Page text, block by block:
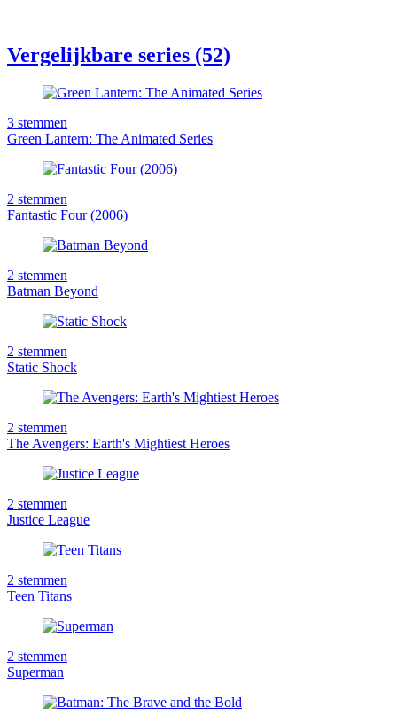
Vergelijkbare series (52)
3 stemmen
Green Lantern: The Animated Series
2 stemmen
Fantastic Four (2006)
2 stemmen
Batman Beyond
2 stemmen
Static Shock
2 stemmen
The Avengers: Earth's Mightiest Heroes
2 stemmen
Justice League
2 stemmen
Teen Titans
2 stemmen
Superman